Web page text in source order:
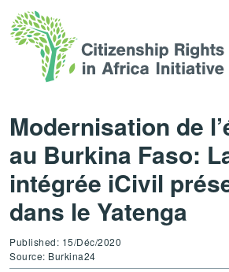
Modernisation de
au Burkina Faso:
intégrée iCivil
dans le Yatenga
Published: 15/Déc/2020
Source: Burkina24